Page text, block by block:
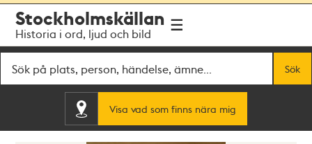
navigationen
huvudinnehållet
Stockholmskällan
Historia i ord, ljud och bild
Sök
Visa vad som finns nära mig